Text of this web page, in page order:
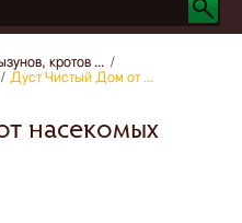
кротов ...
Дуст Чистый Дом от ...
насекомых